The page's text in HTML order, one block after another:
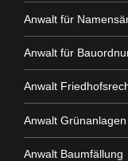
Anwalt für
Anwalt für
Anwalt
Anwalt Grünanlagen
Anwalt Baumfällung